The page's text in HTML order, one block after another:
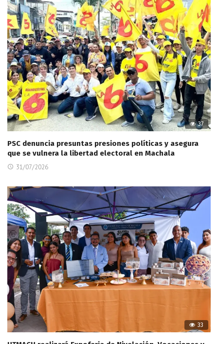
37
PSC denuncia presuntas presiones políticas y asegura
que se vulnera la libertad electoral en Machala
31/07/2026
33